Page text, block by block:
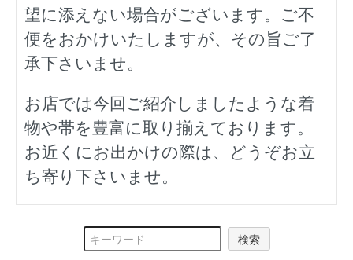
望に添えない場合がございます。ご不
便をおかけいたしますが、その旨ご了
承下さいませ。
お店では今回ご紹介しましたような着
物や帯を豊富に取り揃えております。
お近くにお出かけの際は、どうぞお立
ち寄り下さいませ。
検索